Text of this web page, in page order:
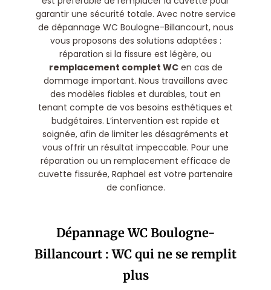
garantir une sécurité totale. Avec notre service
de dépannage WC Boulogne-Billancourt, nous
vous proposons des solutions adaptées :
réparation si la fissure est légère, ou
remplacement complet WCen cas de
dommage important. Nous travaillons avec
des modèles fiables et durables, tout en
tenant compte de vos besoins esthétiques et
budgétaires. L’intervention est rapide et
soignée, afin de limiter les désagréments et
vous offrir un résultat impeccable. Pour une
réparation ou un remplacement efficace de
cuvette fissurée, Raphael est votre partenaire
de confiance.
Dépannage WC Boulogne-
Billancourt : WC qui ne se remplit
plus